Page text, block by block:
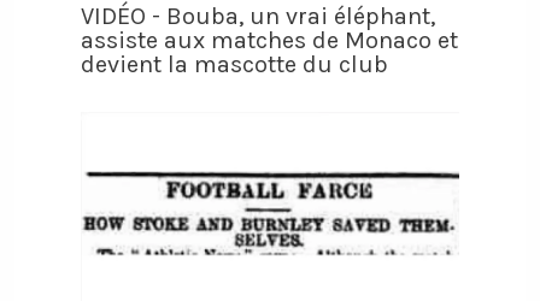
VIDÉO - Bouba, un vrai éléphant,
assiste aux matches de Monaco et
devient la mascotte du club